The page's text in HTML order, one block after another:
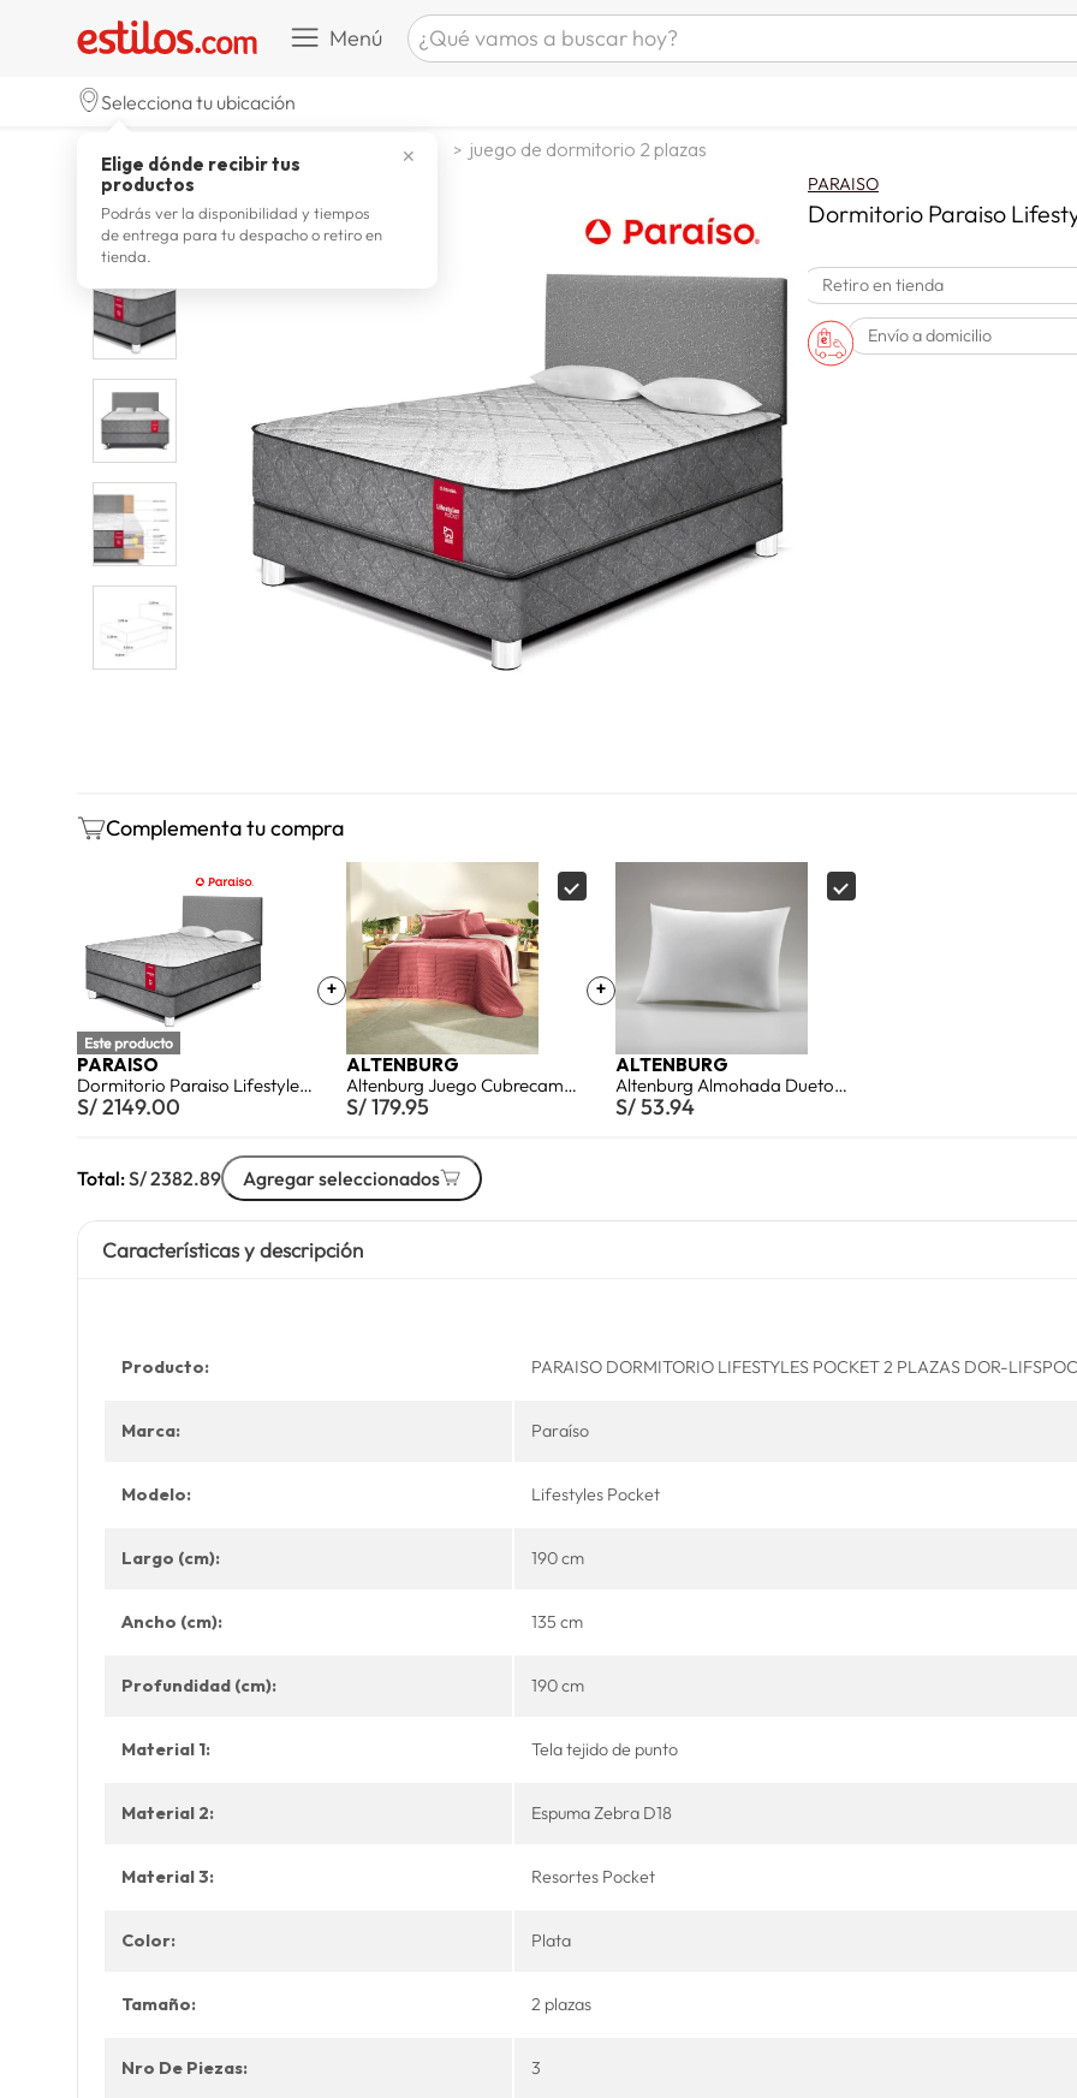
Menú ¿Qué vamos a buscar hoy?
celulares
zapatillas
8. terrex
9. spiderman
10. lavadora
Selecciona tu ubicación
✕
Elige dónde recibir tus
productos
Podrás ver la disponibilidad y tiempos
de entrega para tu despacho o retiro en
tienda.
juego de dormitorio juego de dormitorio 2 plazas
PARAISO
Dormitorio Paraiso
Retiro en tienda
Envío a domicilio
Complementa tu compra
Este producto
PARAISO
Dormitorio Paraiso Lifestyles
Pocket 2 plz
S/2149.00
+
ALTENBURG
Altenburg Juego Cubrecama
3pz Toque Acetinado Rosa
S/179.95
+
ALTENBURG
Altenburg Almohada Dueto
Toque De Seda 50cm x 70cm
S/53.94
Total:S/2382.89 Agregar seleccionados
Características y descripción
Producto: PARAISO DORMITORIO LIFESTYLES POCKET 2 PLAZAS DOR-
Marca: Paraíso
Modelo: Lifestyles Pocket
Largo (cm): 190 cm
Ancho (cm): 135 cm
Profundidad (cm): 190 cm
Material 1: Tela tejido de punto
Material 2: Espuma Zebra D18
Material 3: Resortes Pocket
Color: Plata
Tamaño: 2 plazas
Nro De Piezas: 3